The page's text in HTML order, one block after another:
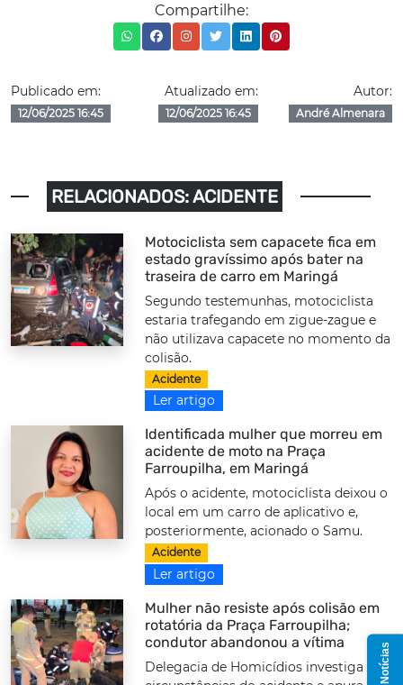
Compartilhe:
Publicado em:
12/06/2025 16:45
Atualizado em:
12/06/2025 16:45
Autor:
André Almenara
RELACIONADOS: ACIDENTE
Motociclista sem capacete fica em
estado gravíssimo após bater na
traseira de carro em Maringá
Segundo testemunhas, motociclista
estaria trafegando em zigue-zague e
não utilizava capacete no momento da
colisão.
Acidente
Ler artigo
Identificada mulher que morreu em
acidente de moto na Praça
Farroupilha, em Maringá
Após o acidente, motociclista deixou o
local em um carro de aplicativo e,
posteriormente, acionado o Samu.
Acidente
Ler artigo
Mulher não resiste após colisão em
rotatória da Praça Farroupilha;
condutor abandonou a vítima
Delegacia de Homicídios investiga as